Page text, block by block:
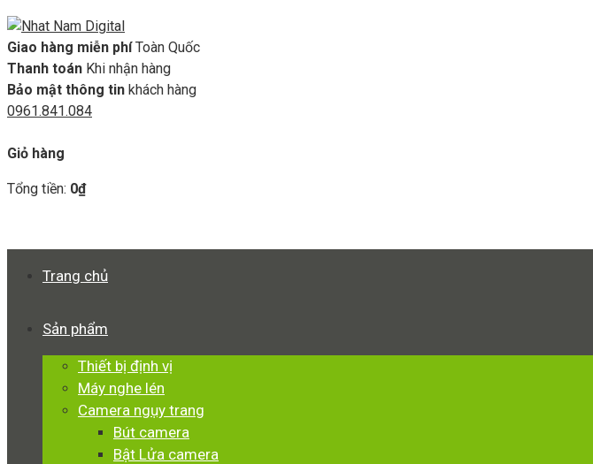
Giao hàng miễn phí Toàn Quốc
Thanh toán Khi nhận hàng
Bảo mật thông tin khách hàng
0961.841.084
Giỏ hàng
Tổng tiền: 0₫
Trang chủ
Sản phẩm
Thiết bị định vị
Máy nghe lén
Camera ngụy trang
Bút camera
Bật Lửa camera